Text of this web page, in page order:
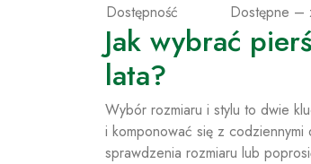
Dostępność
Dostępne –
Jak wybrać
lata?
Wybór rozmiaru i stylu to dwie
i komponować się z
sprawdzenia rozmiaru lub